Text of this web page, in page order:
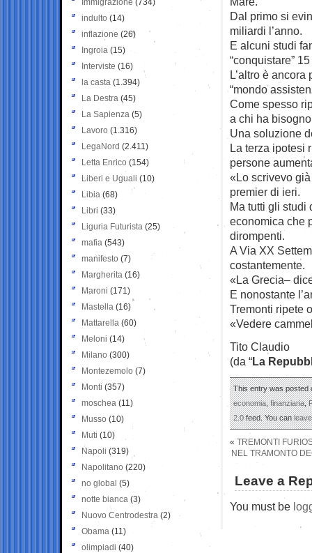
Dal primo si
miliardi l’anno.
E alcuni studi
“conquistare”
L’altro è
“mondo
Come spesso
a chi ha
Una soluzione
La terza ipotesi
persone
«Lo scrivevo
premier di ieri.
Ma tutti gli studi
economica che
dirompenti.
A Via XX
costantemente.
«La Grecia–
E nonostante
Tremonti ripete
«Vedere
Tito Claudio
(da “La
This entry was posted
economia,finanziaria,
2.0feed. You can
« TREMONTI
NEL TRAMONTO
Leave a
You must be
Immigrazione (734)
indulto (14)
inflazione (26)
Ingroia (15)
Interviste (16)
la casta (1.394)
La Destra (45)
La Sapienza (5)
Lavoro (1.316)
LegaNord (2.411)
Letta Enrico (154)
Liberi e Uguali (10)
Libia (68)
Libri (33)
Liguria Futurista (25)
mafia (543)
manifesto (7)
Margherita (16)
Maroni (171)
Mastella (16)
Mattarella (60)
Meloni (14)
Milano (300)
Montezemolo (7)
Monti (357)
moschea (11)
Musso (10)
Muti (10)
Napoli (319)
Napolitano (220)
no global (5)
notte bianca (3)
Nuovo Centrodestra (2)
Obama (11)
olimpiadi (40)